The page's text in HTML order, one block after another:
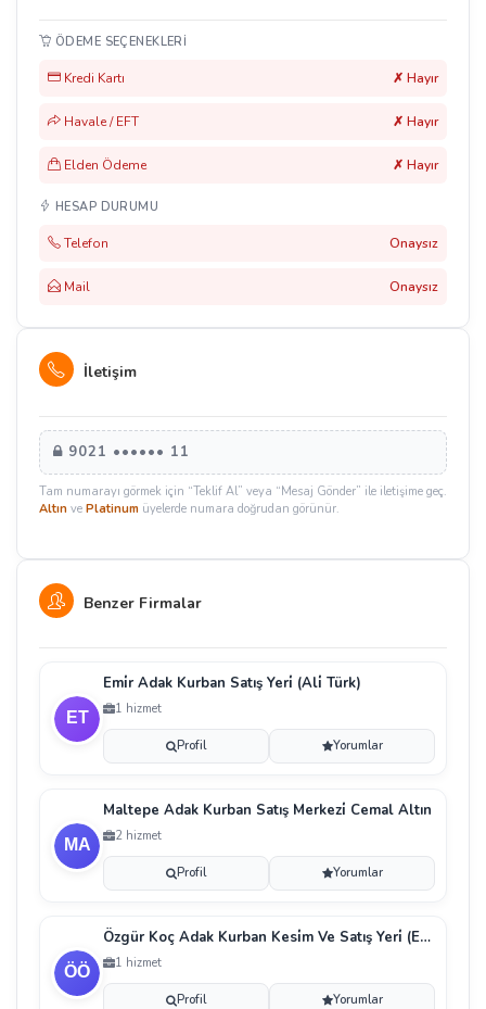
ÖDEME SEÇENEKLERI
Kredi Kartı ✗ Hayır
Havale / EFT ✗ Hayır
Elden Ödeme ✗ Hayır
HESAP DURUMU
Telefon Onaysız
Mail Onaysız
İletişim
9021 •••••• 11
Tam numarayı görmek için “Teklif Al” veya “Mesaj Gönder” ile iletişime geç.
Altın ve Platinum üyelerde numara doğrudan görünür.
Benzer Firmalar
Emi̇r Adak Kurban Satış Yeri̇ (Ali̇ Türk)
1 hizmet
Profil Yorumlar
Maltepe Adak Kurban Satış Merkezi̇ Cemal Altın
2 hizmet
Profil Yorumlar
Özgür Koç Adak Kurban Kesi̇m Ve Satış Yeri̇ (Erdal Ö
1 hizmet
Profil Yorumlar